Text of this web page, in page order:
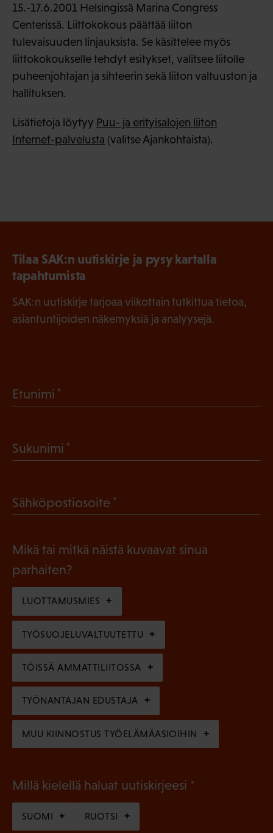
15.-17.6.2001 Helsingissä Marina Congress
Centerissä. Liittokokous päättää liiton
tulevaisuuden linjauksista. Se käsittelee myös
liittokokoukselle tehdyt esitykset, valitsee liitolle
puheenjohtajan ja sihteerin sekä liiton valtuuston ja
hallituksen.
Lisätietoja löytyy Puu- ja erityisalojen liiton
Internet-palvelusta (valitse Ajankohtaista).
Tilaa SAK:n uutiskirje ja pysy kartalla
tapahtumista
SAK:n uutiskirje tarjoaa viikottain tutkittua tietoa,
asiantuntijoiden näkemyksiä ja analyysejä.
Etunimi
l
n
e
)
Sukunimi
k
l
i
n
e
n
)
Sähköpostiosoite
l
i
n
e
n
)
Mikä tai mitkä näistä kuvaavat sinua
parhaiten?
LUOTTAMUSMIES
TYÖSUOJELUVALTUUTETTU
TÖISSÄ AMMATTILIITOSSA
TYÖNANTAJAN EDUSTAJA
MUU KIINNOSTUS TYÖELÄMÄASIOIHIN
Millä kielellä haluat uutiskirjeesi
SUOMI RUOTSI